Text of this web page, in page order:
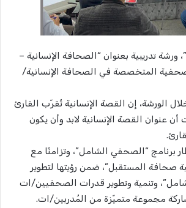
ورشة تدريبية بعنوان “الصحافة الإنسانية –
المتخصصة في الصحافة الإنسانية/
الورشة، إن القصة الإنسانية تُقرّب القارئ
عنوان القصة الإنسانية لابد وأن يكون
برنامج “الصحفي الشامل”، وتزامنًا مع
صحافة المستقبل”، ضمن رؤيتها لتطوير
وتنمية وتطوير قدرات الصحفيين/ات
مجموعة متميّزة من المُدربين/ات.